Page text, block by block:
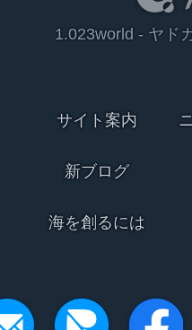
1.023world - ヤド
サイト案内
新ブログ
海を創るには